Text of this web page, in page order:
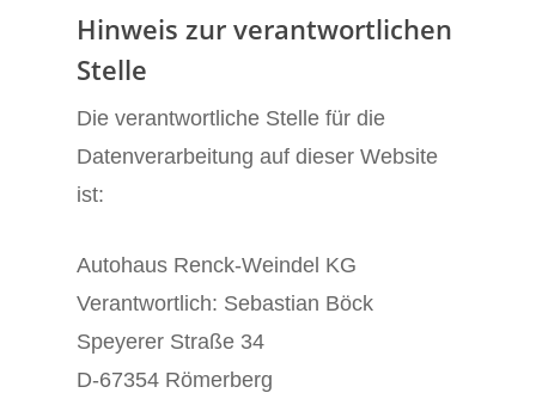
Hinweis zur verantwortlichen
Stelle
Die verantwortliche Stelle für die
Datenverarbeitung auf dieser Website
ist:
Autohaus Renck-Weindel KG
Verantwortlich: Sebastian Böck
Speyerer Straße 34
D-67354 Römerberg